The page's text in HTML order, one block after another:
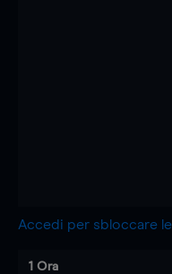
Accedi per sbloccare
1 Ora